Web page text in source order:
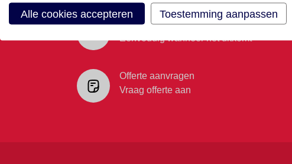
Maak een afspraak
Eenvoudig wanneer het uitkomt
Offerte aanvragen
Vraag offerte aan
Alle cookies accepteren Toestemming aanpassen